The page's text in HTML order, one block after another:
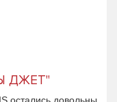
ДЖЕТ"
остались довольны